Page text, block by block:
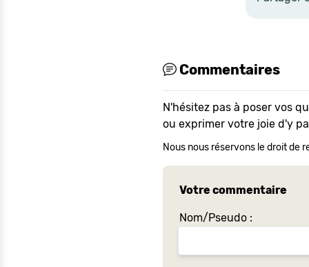
Commentaires
N'hésitez pas à poser vos
ou exprimer votre joie d'y
Nous nous réservons le droit de
Votre commentaire
Nom/Pseudo :